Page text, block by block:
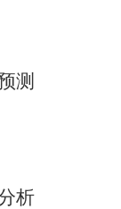
测
析